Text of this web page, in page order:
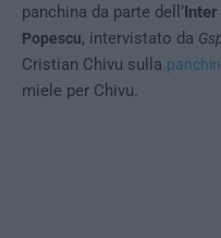
panchina da parte dell’Inter
Popescu, intervistato da
Cristian Chivu sulla
miele per Chivu.